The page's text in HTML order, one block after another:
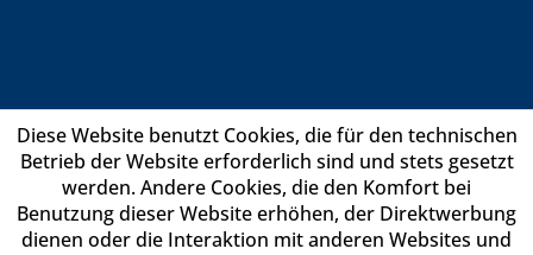
Diese Website benutzt Cookies, die für den technischen
Betrieb der Website erforderlich sind und stets gesetzt
werden. Andere Cookies, die den Komfort bei
Benutzung dieser Website erhöhen, der Direktwerbung
dienen oder die Interaktion mit anderen Websites und